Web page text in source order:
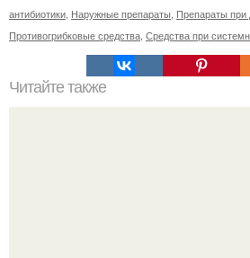
антибиотики Наружные препараты Препараты при
Противогрибковые средства Средства при
Читайте также